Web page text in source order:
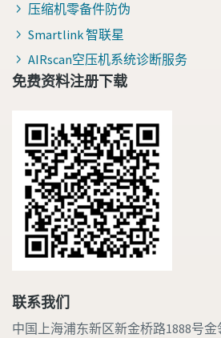
压缩机零备件防伪
Smartlink 智联星
AIRscan空压机系统诊断服务
免费资料注册下载
联系我们
中国上海浦东新区新金桥路1888号